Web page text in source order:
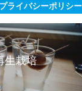
プライバシーポリシー
生栽培